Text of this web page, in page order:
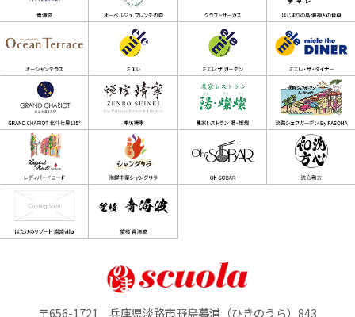
〒656-1721 兵庫県淡路市野島蟇浦（ひきのうら）843